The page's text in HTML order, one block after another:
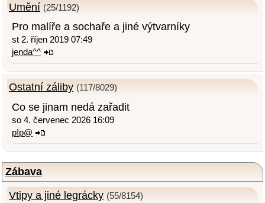
Umění (25/1192)
Pro malíře a sochaře a jiné výtvarníky
st 2. říjen 2019 07:49
jenda^^
Ostatní záliby (117/8029)
Co se jinam nedá zařadit
so 4. červenec 2026 16:09
p!p@
Zábava
Vtipy a jiné legrácky (55/8154)